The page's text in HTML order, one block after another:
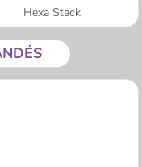
Hexa Stack